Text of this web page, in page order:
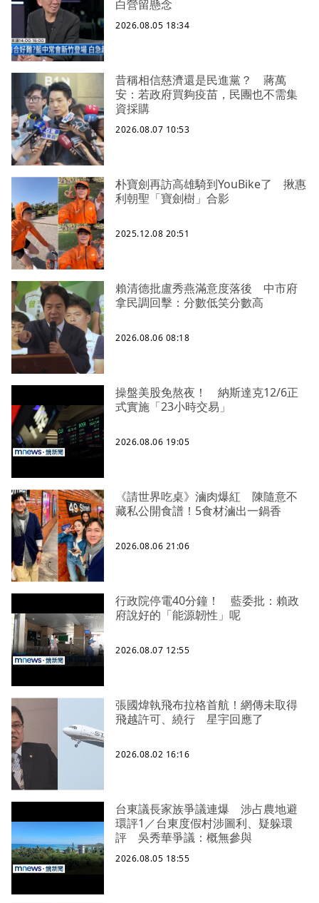
白營留懸念
2026.08.05 18:34
昔稱相信慈濟還是民進黨？ 蔣萬
安：若政府買夠疫苗，民團也不需集
資採購
2026.08.07 10:53
朴寶劍再訪高雄騎到YouBike了 揪惠
利朝聖「寶劍樹」合影
2025.12.08 20:51
賴清德批盧秀燕滿意度落後 中市府
拿民調回擊：分數低笑分數高
2026.08.06 08:18
操盤美股免熬夜！ 納斯達克12/6正
式實施「23小時交易」
2026.08.06 19:05
《請世界吃桌》滷肉爆紅 陳隨意不
藏私公開食譜！5食材滷出一鍋香
2026.08.06 21:06
行政院停電40分鐘！ 藍委批：賴政
府說好的「能源韌性」呢
2026.08.07 12:55
張國煒執飛布拉格首航！網傳未取得
飛越許可、繞行 星宇回應了
2026.08.02 16:16
台東議長家族爭議連爆 涉占農地避
環評1／台東度假村涉圖利、疑躲環
評 吳秀華爭議：概無參與
2026.08.05 18:55